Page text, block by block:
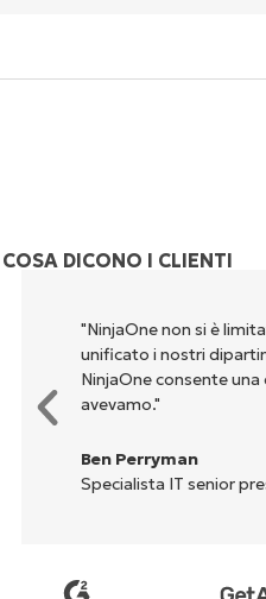
COSA DICONO I CLIENTI
"NinjaOne non si è
unificato i nostri
NinjaOne consente
avevamo."
Ben Perryman
Specialista IT senior